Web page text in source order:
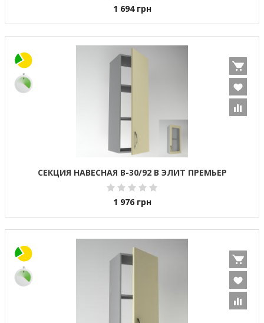
1 694 грн
СЕКЦИЯ НАВЕСНАЯ В-30/92 В ЭЛИТ ПРЕМЬЕР
1 976 грн